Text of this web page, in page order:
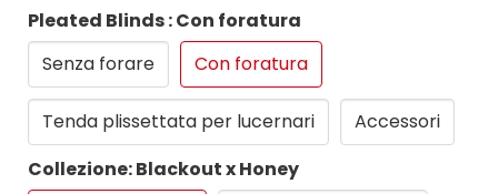
Pleated Blinds : Con foratura
Senza forare
Con foratura
Tenda plissettata per lucernari
Accessori
Collezione: Blackout x Honey